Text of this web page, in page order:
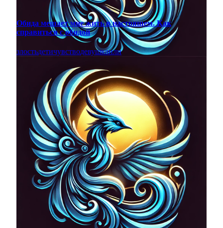
Обида мешает мне жить в настоящем. Как
справиться с обидой
злостьдетичувстводевушкаили